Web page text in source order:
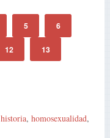
5 6
12 13
historia, homosexualidad,